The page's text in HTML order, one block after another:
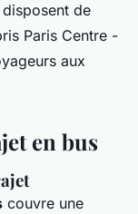
de
Paris Centre -
aux
en bus
couvre une